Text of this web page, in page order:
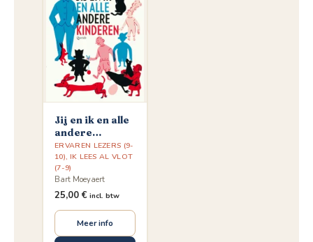
Jij en ik en alle
andere
kinderen
ERVAREN LEZERS (9-
10), IK LEES AL VLOT
(7-9)
Bart Moeyaert
25,00 € incl. btw
Meer info